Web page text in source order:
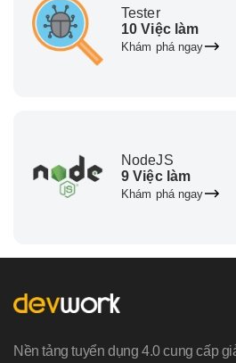
Tester
10 Việc làm
Khám phá ngay
NodeJS
9 Việc làm
Khám phá ngay
Nền tảng tuyển dụng 4.0 cung cấp